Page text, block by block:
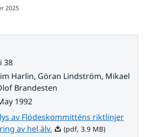
2025
38
Harlin, Göran Lindström, Mikael
Brandesten
1992
av Flödeskommitténs riktlinjer
av hel älv. Pdf, 3.9 MB.
(pdf, 3.9 MB)